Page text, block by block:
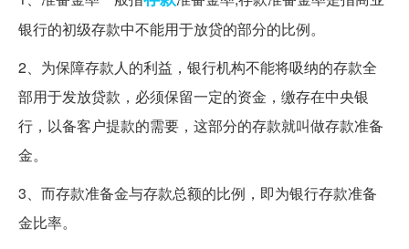
银行的初级存款中不能用于放贷的部分的比例。
2、为保障存款人的利益，银行机构不能将吸纳的存款全
部用于发放贷款，必须保留一定的资金，缴存在中央银
行，以备客户提款的需要，这部分的存款就叫做存款准备
金。
3、而存款准备金与存款总额的比例，即为银行存款准备
金比率。